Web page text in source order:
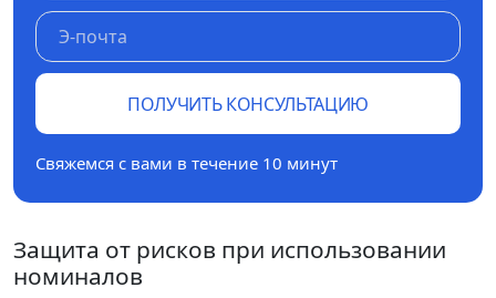
ПОЛУЧИТЬ КОНСУЛЬТАЦИЮ
Свяжемся с вами в течение 10 минут
Защита от рисков при использовании
номиналов